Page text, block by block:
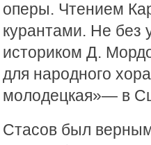
оперы. Чтением
курантами. Не без
историком Д.
для народного
молодецкая»— в
Стасов был